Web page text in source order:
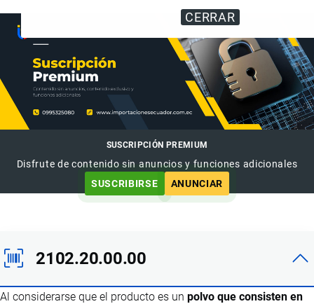
CERRAR
SUSCRIPCIÓN PREMIUM
Disfrute de contenido sin anuncios y funciones adicionales
SUSCRIBIRSE
ANUNCIAR
2102.20.00.00
Al considerarse que el producto es un polvo que consisten en